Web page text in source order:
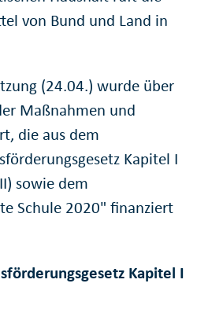
von Bund und Land in
(24.04.) wurde über
Maßnahmen und
die aus dem
Kapitel I
sowie dem
Schule 2020" finanziert
Kapitel I